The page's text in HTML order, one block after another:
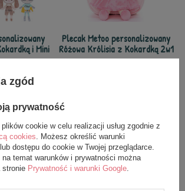
i Mini
Plecak Metoo personalizowany
Różowa Królisia z Kokardką 2w1
zgód
prywatność
cookie w celu realizacji usług zgodnie z
cookies . Możesz określić warunki
dostępu do cookie w Twojej przeglądarce.
temat warunków i prywatności można
stronie Prywatność i warunki Google